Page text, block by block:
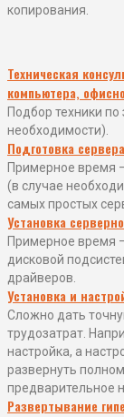
копирования.
Техническая
компьютера,
Подбор техники
необходимости).
Подготовка
Примерное время
(в случае
самых простых
Установка
Примерное время
дисковой
драйверов.
Установка и
Сложно дать
трудозатрат.
настройка, а
развернуть
предварительное
Развертывание